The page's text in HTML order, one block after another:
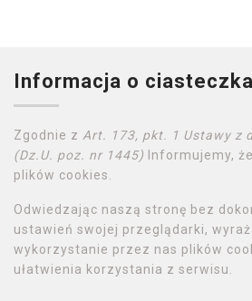
Informacja o
Zgodnie z Art. 173, pkt. 1 Ustawy z
(Dz.U. poz. nr 1445) Informujemy,
plików cookies.
Odwiedzając naszą stronę bez
ustawień swojej przeglądarki,
wykorzystanie przez nas plików
ułatwienia korzystania z serwisu.